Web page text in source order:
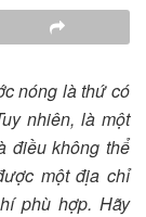
nóng là thứ có
nhiên, là một
điều không thể
một địa chỉ
phù hợp. Hãy